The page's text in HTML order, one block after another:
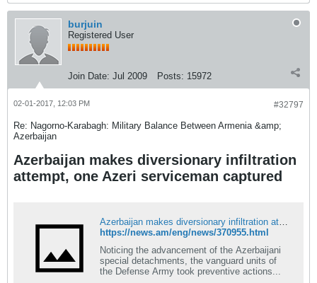
burjuin
Registered User
Join Date: Jul 2009 Posts: 15972
#32797
02-01-2017, 12:03 PM
Re: Nagorno-Karabagh: Military Balance Between Armenia &amp;
Azerbaijan
Azerbaijan makes diversionary infiltration
attempt, one Azeri serviceman captured
https://news.am/eng/news/370955.html
Noticing the advancement of the Azerbaijani
special detachments, the vanguard units of
the Defense Army took preventive actions...